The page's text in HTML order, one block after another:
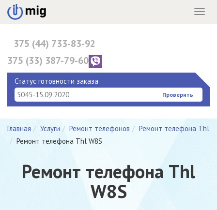
Menu
375 (44) 733-83-92
375 (33) 387-79-60
375 (17) 396-10-82
Статус готовности заказа
Проверить
Главная Услуги Ремонт телефонов
Ремонт телефона Thl
Ремонт телефона Thl W8S
Ремонт телефона Thl
W8S